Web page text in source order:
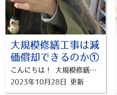
大規模修繕工事は減
価償却できるのか①
こんにちは！ 大規模修繕工事専門店「修繕プランナー横浜」の吉田です。 最近、9月にお迎えした猫ちゃんがやっと慣れてきてくれて嬉しいです。 名前は「コアラ」です！ たまにブログにコアラの様子も登場させてもらうので、よろしくお願いします！ 今日は、大規模修繕工事で発生した費用は 減価償却することが可能かどうかということについてお話ししたいと思います。 マンション経営をされているオーナー様にとって 大規模修繕工事で発生した費用を経費にできるかどうかという点は、節税面でとても重要なポイントになってくると思います。 しかし、減価償却について 具体的に理解されている方はあんまりいないのではないのでしょうか。 私自身も、減価償却という言葉すら簿記を習うまで知らない言葉でしたから、聞き馴染みがある方の方が少ないように感じます。 そのため、「減価償却とは？」という基礎的なお話から、 「大規模修繕工事でかかる費用を減価償却することは可能かどうか」また、「大規模修繕工事で減価償却するメリット・デメリット」についてお話しさせていただきます！ 盛りだくさんな内容なので回数分けるかもしれませんが、どうぞお付き合いよろしくお願いします！ 減価償却とは？ まず、減価償却とはなんなのか？ また、減価償却の目的とは？ということについてお話しします。 減価償却とは、時間の経過や使用による老朽化によって 価値が減少する資産を、使用期間で按分して費用計上する 会計上の手続きのことを言います。 建物や設備、機械などの資産は 取得価額が比較的大きくなりやすいため、 取得時に一括で費用計上してしまうと取得年度の決算を圧迫してしまいます。 そのため減価償却を行い、 長期間にわたって価値を発揮し続ける固定資産について、購入年度にすべての費用を計上することによって起こりうる費用と収益の対応関係の矛盾を防ぎます。 法人に限ったことですが、減価償却は法人税の節税につながります！ 法人税は「所得×税率」で算出します。 減価償却で経費計上すると所得が少なくなります。 それに伴い法人税を抑えられるようになるのです。 減価償却の目的とは？ 減価償却の主な目的は、 資産の価値の減少を適切に反映し、企業の財務報告を正確かつ公平に行うことです。 固定資産は通常、時間の経過とともに劣化し、価値が減少します。 この価値の減少を数年単位で経費計上することで、 持ち主は資産の実際の価値を正確に把握し、財務諸表を作成することができます。 正確な利益を計算することで、企業は投資家や利害関係者に対して信頼性のある情報を提供することができます。 減価償却は企業の財務透明性を高め、持続可能な経済活動をサポートする役割も果たしているのです。 減価償却ができる資産とできない資産のちがい 減価償却できる資産 減価償却の対象となるのは、時間の経過や使用とともに減少する資産です。 建物、機械、車両などが含まれます。 代表例を下記にあげますね。 減価償却できない資産 減価償却できない資産とは、時間の経過や使用により価値が減少しない資産です。 代表的なもので、土地と美術品類があります。 土地や骨董品などは、時間の経過で価値は変わらないため減価償却は行うことができません。 おわりに 減価償却の概要はつかめたでしょうか？ 減価償却が可能になると、経費計上につながり節税ができることがわかりましたね！ 気になる、大規模修繕工事は減価償却ができるのか？ という点については、次のブログでお話しします！！ 横浜市で大規模修繕・防水工事の事でお悩みなら 「修繕プランナー横浜」までご相談下さい。 ▼お問い合わせはこちら！ 分かりやすく、相談しやすい！ 横浜市内に大規模修繕が気軽に相談できるショールームOPEN中！ ▼来店予約はこちら！
2023年10月28日 更新